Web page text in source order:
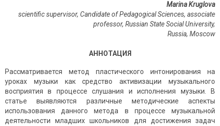
Marina Kruglova
scientific supervisor, Candidate ofPedagogical Sciences, associate
professor, Russian State Social University,
Russia, Moscow
АННОТАЦИЯ
Рассматривается метод пластического интонирования на
уроках музыки как средство активизации музыкального
восприятия в процессе слушания и исполнения музыки. В
статье выявляются различные методические аспекты
использования данного метода в процессе музыкальной
деятельности младших школьников для достижения задач